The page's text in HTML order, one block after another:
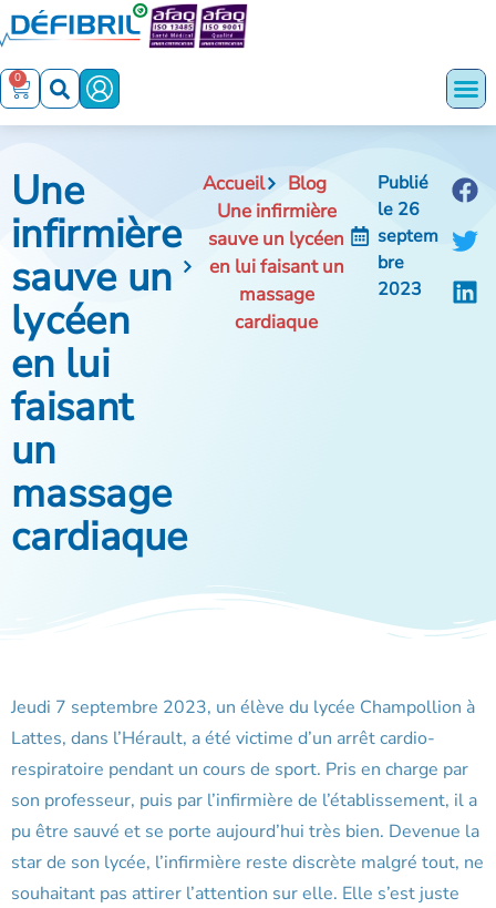
0
Une
infirmière
sauve un
lycéen
en lui
faisant
un
massage
cardiaque
Accueil
Blog
Une infirmière
sauve un lycéen
en lui faisant un
massage
cardiaque
Publié
le 26
septem
bre
2023
Jeudi 7 septembre 2023, un élève du lycée Champollion à
Lattes, dans l’Hérault, a été victime d’un arrêt cardio-
respiratoire pendant un cours de sport. Pris en charge par
son professeur, puis par l’infirmière de l’établissement, il a
pu être sauvé et se porte aujourd’hui très bien. Devenue la
star de son lycée, l’infirmière reste discrète malgré tout, ne
souhaitant pas attirer l’attention sur elle. Elle s’est juste